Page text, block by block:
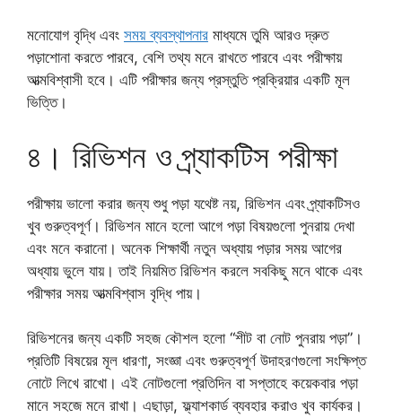
মনোযোগ বৃদ্ধি এবং সময় ব্যবস্থাপনার মাধ্যমে তুমি আরও দ্রুত
পড়াশোনা করতে পারবে, বেশি তথ্য মনে রাখতে পারবে এবং পরীক্ষায়
আত্মবিশ্বাসী হবে। এটি পরীক্ষার জন্য প্রস্তুতি প্রক্রিয়ার একটি মূল
ভিত্তি।
৪। রিভিশন ও প্র্যাকটিস পরীক্ষা
পরীক্ষায় ভালো করার জন্য শুধু পড়া যথেষ্ট নয়, রিভিশন এবং প্র্যাকটিসও
খুব গুরুত্বপূর্ণ। রিভিশন মানে হলো আগে পড়া বিষয়গুলো পুনরায় দেখা
এবং মনে করানো। অনেক শিক্ষার্থী নতুন অধ্যায় পড়ার সময় আগের
অধ্যায় ভুলে যায়। তাই নিয়মিত রিভিশন করলে সবকিছু মনে থাকে এবং
পরীক্ষার সময় আত্মবিশ্বাস বৃদ্ধি পায়।
রিভিশনের জন্য একটি সহজ কৌশল হলো “শীট বা নোট পুনরায় পড়া”।
প্রতিটি বিষয়ের মূল ধারণা, সংজ্ঞা এবং গুরুত্বপূর্ণ উদাহরণগুলো সংক্ষিপ্ত
নোটে লিখে রাখো। এই নোটগুলো প্রতিদিন বা সপ্তাহে কয়েকবার পড়া
মানে সহজে মনে রাখা। এছাড়া, ফ্ল্যাশকার্ড ব্যবহার করাও খুব কার্যকর।